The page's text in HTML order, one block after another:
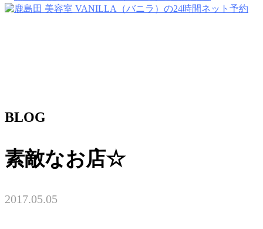
BLOG
素敵なお店☆
2017.05.05